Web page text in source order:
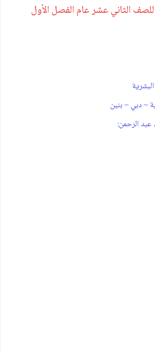
الثاني عشر عام الفصل الأول
– دبي – بنين